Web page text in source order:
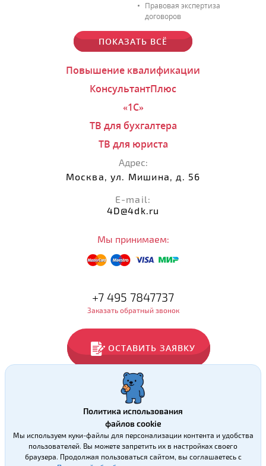
Правовая экспертиза
договоров
ПОКАЗАТЬ ВСЁ
разработка сайта
Политика обработки персональных данных
Повышение квалификации
КонсультантПлюс
«1С»
ТВ для бухгалтера
ТВ для юриста
Адрес:
Москва, ул. Мишина, д. 56
E-mail:
4D@4dk.ru
Мы принимаем:
+7 495 7847737
Заказать обратный звонок
ОСТАВИТЬ ЗАЯВКУ
Политика использования
файлов cookie
Мы используем куки-файлы для персонализации контента и удобства
пользователей. Вы можете запретить их в настройках своего
браузера. Продолжая пользоваться сайтом, вы соглашаетесь с